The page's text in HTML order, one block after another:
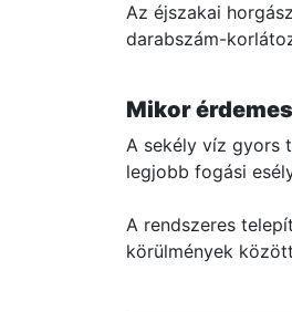
Az éjszakai
darabszám-
Mikor
A sekély víz gyors
legjobb fogási
A rendszeres
körülmények